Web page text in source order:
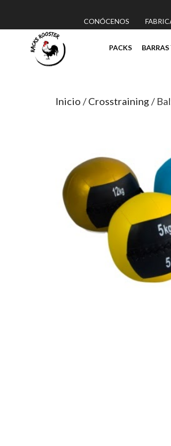
contenido
CONÓCENOS
PACKS
Inicio /Crosstraining /